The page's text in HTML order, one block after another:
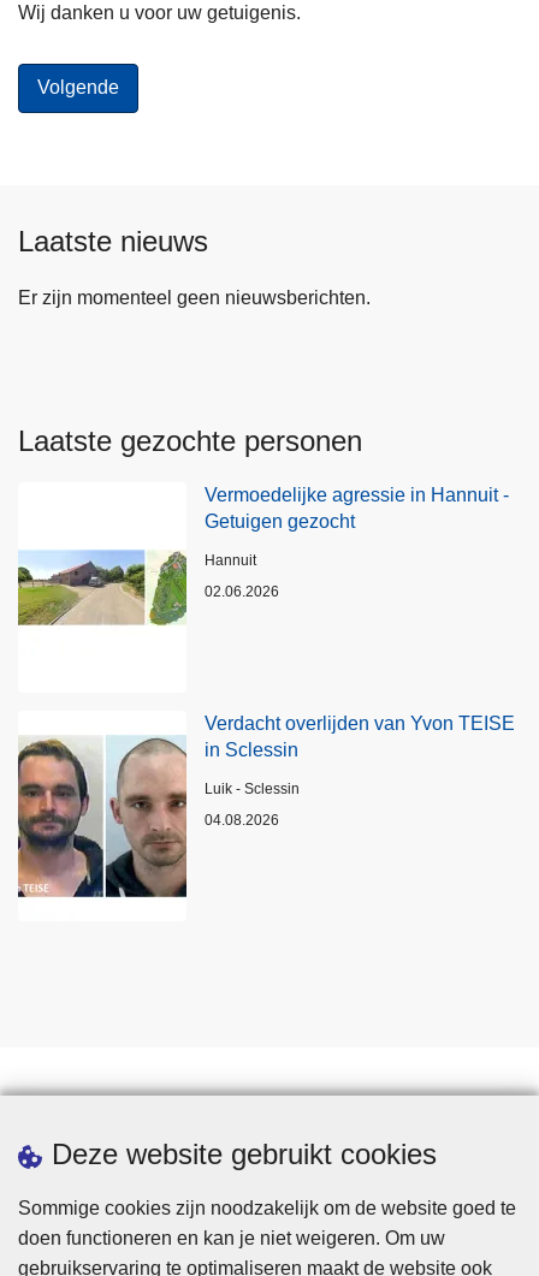
Deze website gebruikt cookies
Sommige cookies zijn noodzakelijk om de website goed te
doen functioneren en kan je niet weigeren. Om uw
gebruikservaring te optimaliseren maakt de website ook
Wij danken u voor uw getuigenis.
Laatste nieuws
Er zijn momenteel geen nieuwsberichten.
Laatste gezochte personen
Vermoedelijke agressie in Hannuit -
Getuigen gezocht
Plaats
Hannuit
02.06.2026
Verdacht overlijden van Yvon TEISE
in Sclessin
Plaats
Luik - Sclessin
04.08.2026